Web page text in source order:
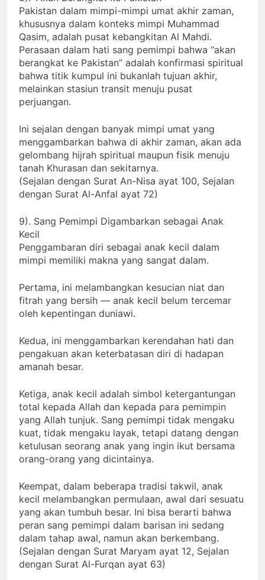
8). “Akan Berangkat ke Pakistan”
Pakistan dalam mimpi-mimpi umat akhir zaman,
khususnya dalam konteks mimpi Muhammad
Qasim, adalah pusat kebangkitan Al Mahdi.
Perasaan dalam hati sang pemimpi bahwa “akan
berangkat ke Pakistan” adalah konfirmasi spiritual
bahwa titik kumpul ini bukanlah tujuan akhir,
melainkan stasiun transit menuju pusat
perjuangan.
Ini sejalan dengan banyak mimpi umat yang
menggambarkan bahwa di akhir zaman, akan ada
gelombang hijrah spiritual maupun fisik menuju
tanah Khurasan dan sekitarnya.
(Sejalan dengan Surat An-Nisa ayat 100, Sejalan
dengan Surat Al-Anfal ayat 72)
9). Sang Pemimpi Digambarkan sebagai Anak
Kecil
Penggambaran diri sebagai anak kecil dalam
mimpi memiliki makna yang sangat dalam.
Pertama, ini melambangkan kesucian niat dan
fitrah yang bersih — anak kecil belum tercemar
oleh kepentingan duniawi.
Kedua, ini menggambarkan kerendahan hati dan
pengakuan akan keterbatasan diri di hadapan
Ketiga, anak kecil adalah simbol ketergantungan
total kepada Allah dan kepada para pemimpin
yang Allah tunjuk. Sang pemimpi tidak mengaku
kuat, tidak mengaku layak, tetapi datang dengan
ketulusan seorang anak yang ingin ikut bersama
orang-orang yang dicintainya.
Keempat, dalam beberapa tradisi takwil, anak
kecil melambangkan permulaan, awal dari sesuatu
yang akan tumbuh besar. Ini bisa berarti bahwa
peran sang pemimpi dalam barisan ini sedang
dalam tahap awal, namun akan berkembang.
(Sejalan dengan Surat Maryam ayat 12, Sejalan
dengan Surat Al-Furqan ayat 63)